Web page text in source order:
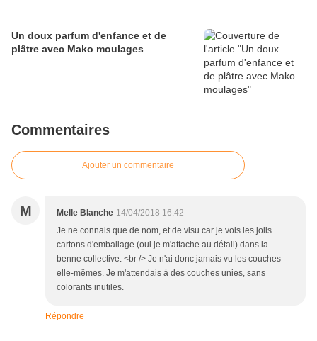
Un doux parfum d'enfance et de
plâtre avec Mako moulages
Commentaires
Ajouter un commentaire
M Melle Blanche 14/04/2018 16:42
Je ne connais que de nom, et de visu car je vois les jolis
cartons d'emballage (oui je m'attache au détail) dans la
benne collective. <br /> Je n'ai donc jamais vu les couches
elle-mêmes. Je m'attendais à des couches unies, sans
colorants inutiles.
Répondre